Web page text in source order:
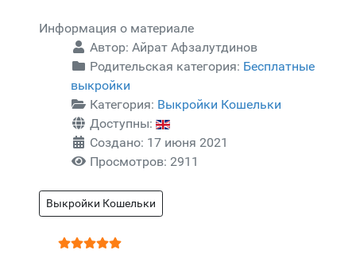
Информация о материале
Автор: Айрат Афзалутдинов
Родительская категория: Бесплатные
выкройки
Категория: Выкройки Кошельки
Доступны:
Создано: 17 июня 2021
Просмотров: 2911
Выкройки Кошельки